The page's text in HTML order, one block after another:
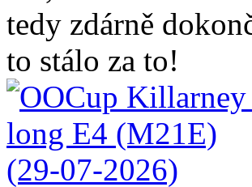
tedy zdárně
to stálo za to!